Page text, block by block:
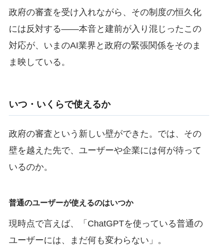
政府の審査を受け入れながら、その制度の恒久化
には反対する——本音と建前が入り混じったこの
対応が、いまのAI業界と政府の緊張関係をそのま
ま映している。
いつ・いくらで使えるか
政府の審査という新しい壁ができた。では、その
壁を越えた先で、ユーザーや企業には何が待って
いるのか。
普通のユーザーが使えるのはいつか
現時点で言えば、「ChatGPTを使っている普通の
ユーザーには、まだ何も変わらない」。